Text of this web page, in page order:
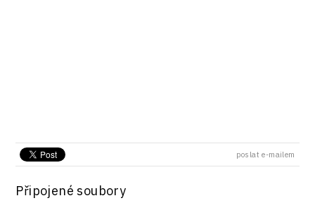
poslat e-mailem
Připojené soubory